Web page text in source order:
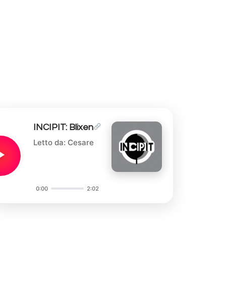
INCIPIT: Blixen
Letto da: Cesare
0:00 2:02